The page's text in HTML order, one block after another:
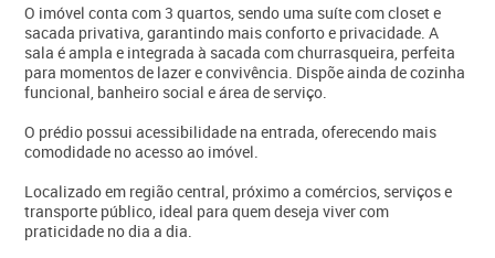
O imóvel conta com 3 quartos, sendo uma suíte com closet e
sacada privativa, garantindo mais conforto e privacidade. A
sala é ampla e integrada à sacada com churrasqueira, perfeita
para momentos de lazer e convivência. Dispõe ainda de cozinha
funcional, banheiro social e área de serviço.
O prédio possui acessibilidade na entrada, oferecendo mais
comodidade no acesso ao imóvel.
Localizado em região central, próximo a comércios, serviços e
transporte público, ideal para quem deseja viver com
praticidade no dia a dia.